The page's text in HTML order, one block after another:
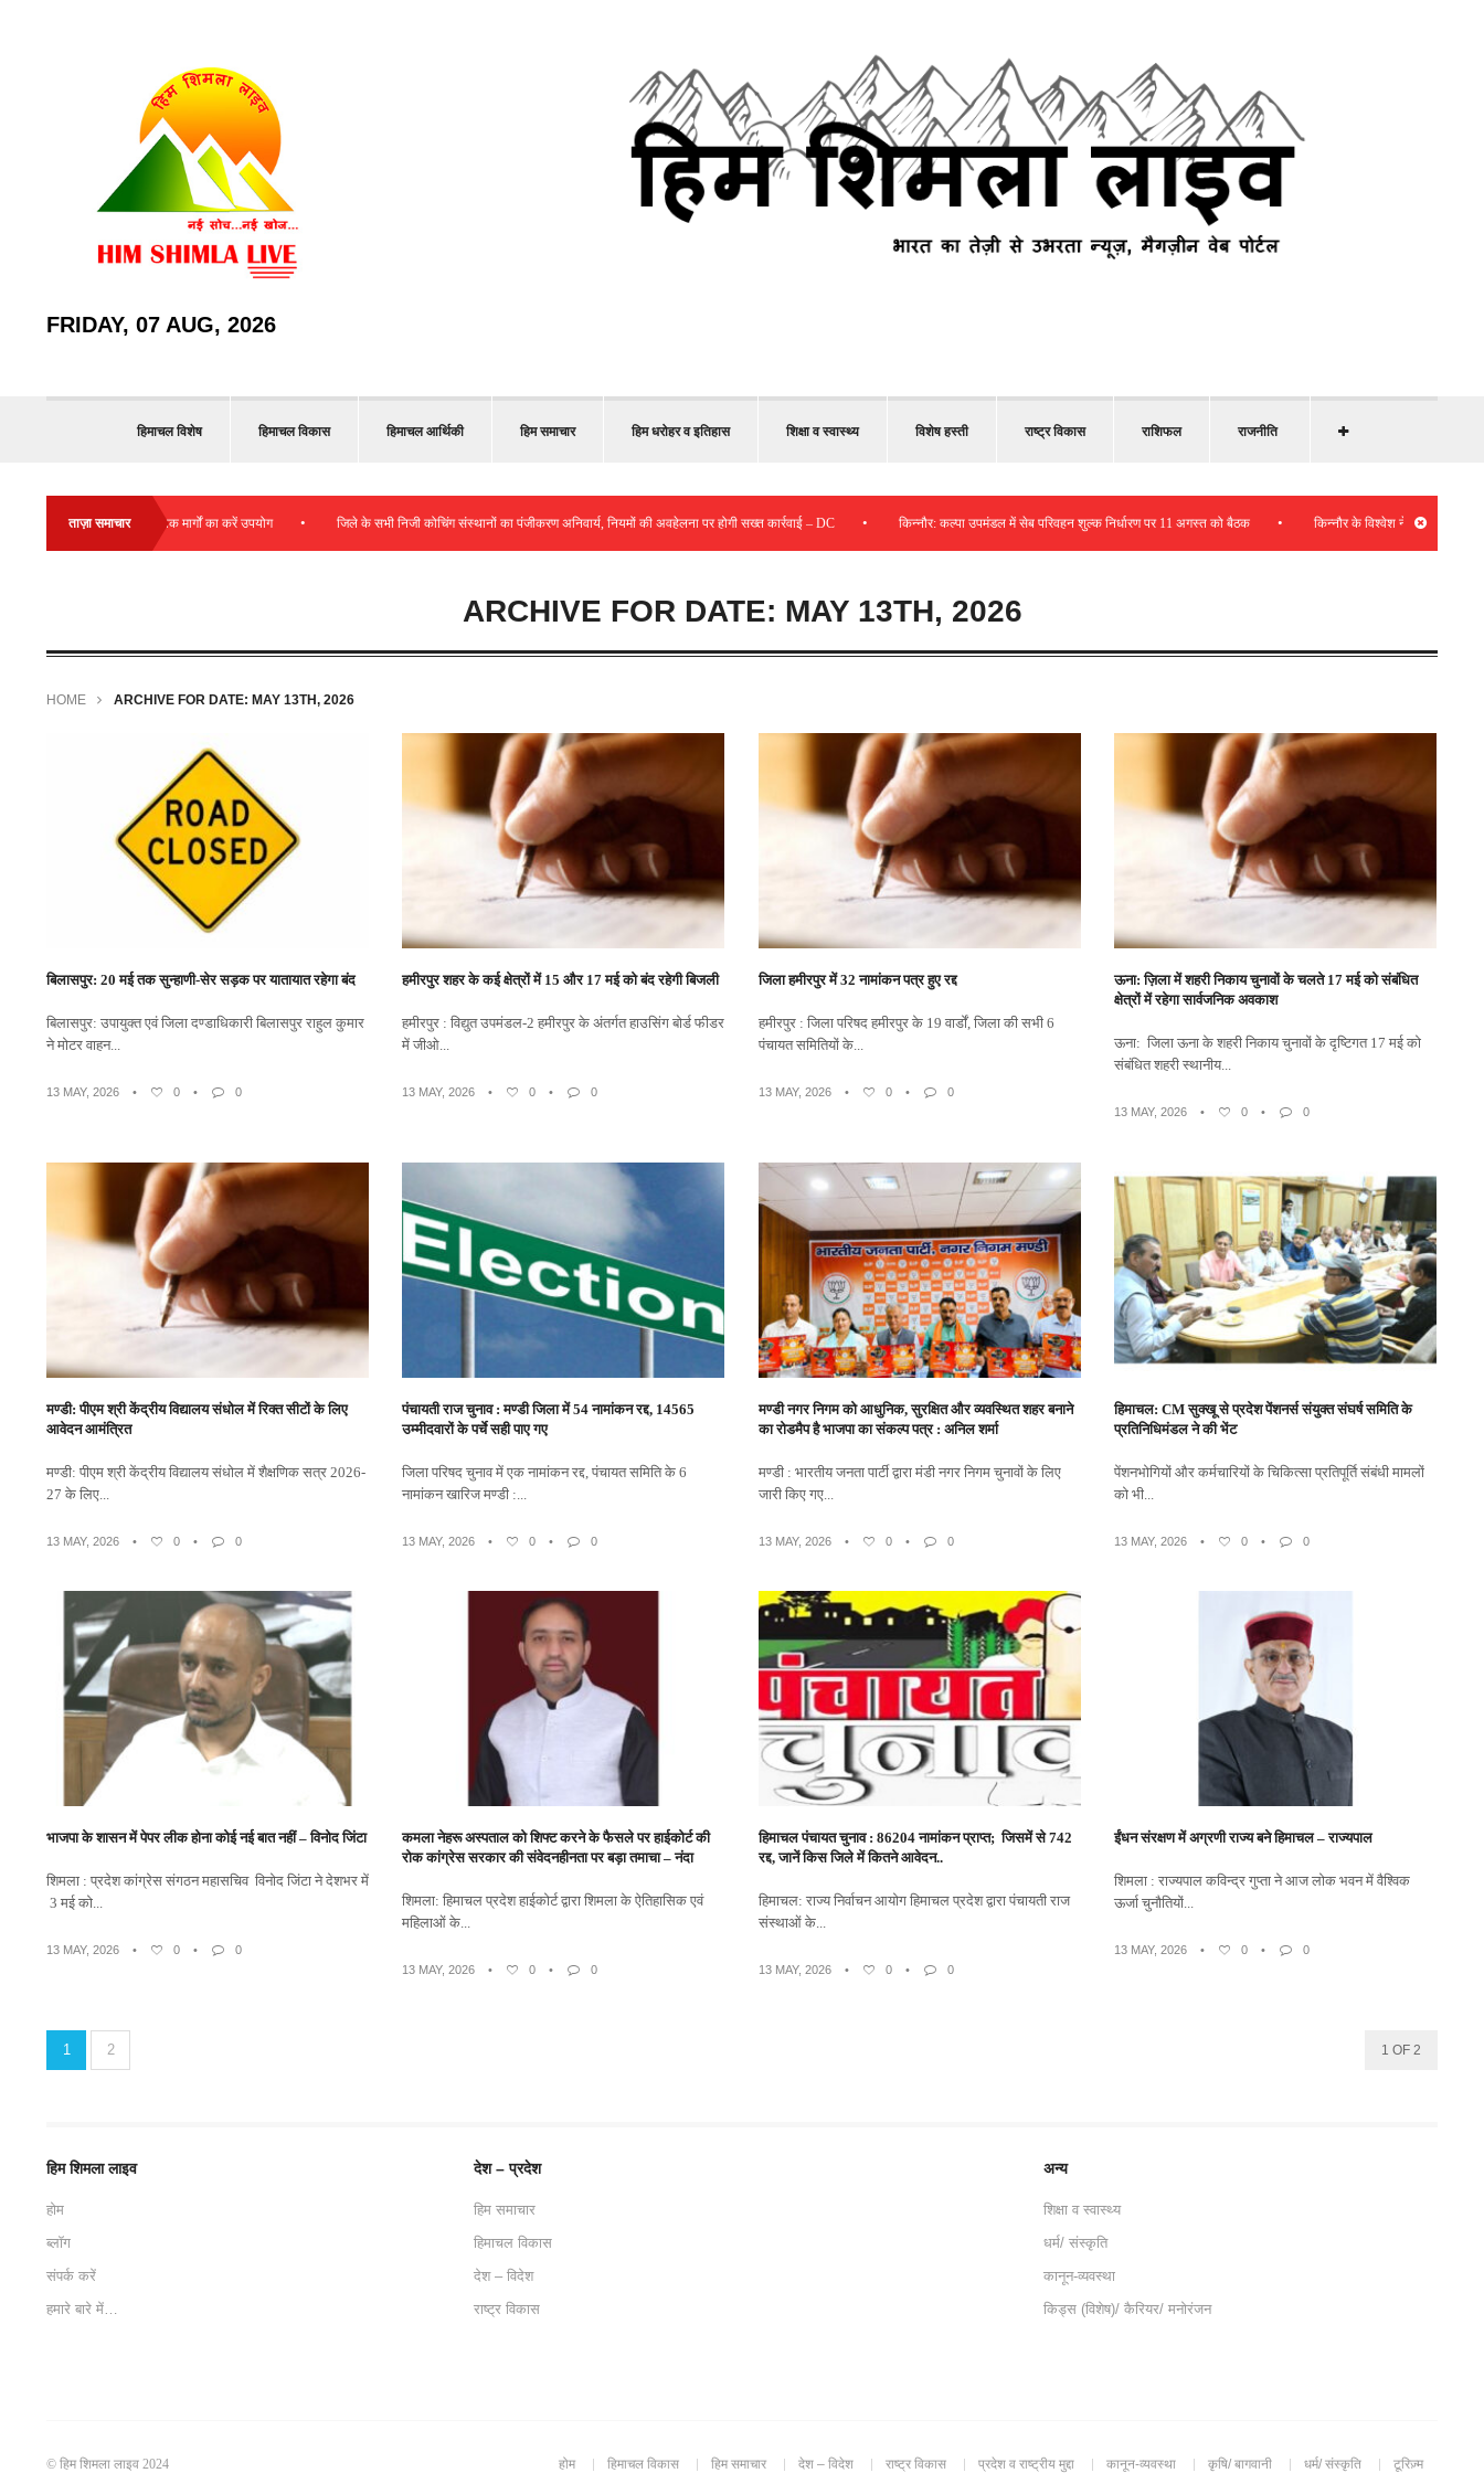
FRIDAY, 07 AUG, 2026
हिमाचल विशेष हिमाचल विकास हिमाचल आर्थिकी हिम समाचार हिम धरोहर व इतिहास शिक्षा व स्वास्थ्य विशेष हस्ती राष्ट्र विकास राशिफल राजनीति
ताज़ा समाचार
तीन घंटे रहेगी बंद, वैकल्पिक मार्गों का करें उपयोग • जिले के सभी निजी कोचिंग संस्थानों का पंजीकरण अनिवार्य, नियमों की अवहेलना पर होगी सख्त कार्रवाई – DC • किन्नौर: कल्पा उपमंडल में सेब परिवहन शुल्क निर्धारण पर 11 अगस्त को बैठक • किन्नौर के विश्वेश नेगी ईरान में भारत के नए
ARCHIVE FOR DATE: MAY 13TH, 2026
HOME ARCHIVE FOR DATE: MAY 13TH, 2026
बिलासपुर: 20 मई तक सुन्हाणी-सेर सड़क पर यातायात रहेगा बंद
बिलासपुर: उपायुक्त एवं जिला दण्डाधिकारी बिलासपुर राहुल कुमार
ने मोटर वाहन...
13 MAY, 2026 • 0 • 0
हमीरपुर शहर के कई क्षेत्रों में 15 और 17 मई को बंद रहेगी बिजली
हमीरपुर : विद्युत उपमंडल-2 हमीरपुर के अंतर्गत हाउसिंग बोर्ड फीडर
में जीओ...
13 MAY, 2026 • 0 • 0
जिला हमीरपुर में 32 नामांकन पत्र हुए रद्द
हमीरपुर : जिला परिषद हमीरपुर के 19 वार्डों, जिला की सभी 6
पंचायत समितियों के...
13 MAY, 2026 • 0 • 0
ऊना: ज़िला में शहरी निकाय चुनावों के चलते 17 मई को संबंधित
क्षेत्रों में रहेगा सार्वजनिक अवकाश
ऊना: जिला ऊना के शहरी निकाय चुनावों के दृष्टिगत 17 मई को
संबंधित शहरी स्थानीय...
13 MAY, 2026 • 0 • 0
मण्डी: पीएम श्री केंद्रीय विद्यालय संधोल में रिक्त सीटों के लिए
आवेदन आमंत्रित
मण्डी: पीएम श्री केंद्रीय विद्यालय संधोल में शैक्षणिक सत्र 2026-
27 के लिए...
13 MAY, 2026 • 0 • 0
पंचायती राज चुनाव : मण्डी जिला में 54 नामांकन रद्द, 14565
उम्मीदवारों के पर्चे सही पाए गए
जिला परिषद चुनाव में एक नामांकन रद्द, पंचायत समिति के 6
नामांकन खारिज मण्डी :...
13 MAY, 2026 • 0 • 0
मण्डी नगर निगम को आधुनिक, सुरक्षित और व्यवस्थित शहर बनाने
का रोडमैप है भाजपा का संकल्प पत्र : अनिल शर्मा
मण्डी : भारतीय जनता पार्टी द्वारा मंडी नगर निगम चुनावों के लिए
जारी किए गए...
13 MAY, 2026 • 0 • 0
हिमाचल: CM सुक्खू से प्रदेश पेंशनर्स संयुक्त संघर्ष समिति के
प्रतिनिधिमंडल ने की भेंट
पेंशनभोगियों और कर्मचारियों के चिकित्सा प्रतिपूर्ति संबंधी मामलों
को भी...
13 MAY, 2026 • 0 • 0
भाजपा के शासन में पेपर लीक होना कोई नई बात नहीं – विनोद जिंटा
शिमला : प्रदेश कांग्रेस संगठन महासचिव विनोद जिंटा ने देशभर में
3 मई को...
13 MAY, 2026 • 0 • 0
कमला नेहरू अस्पताल को शिफ्ट करने के फैसले पर हाईकोर्ट की
रोक कांग्रेस सरकार की संवेदनहीनता पर बड़ा तमाचा – नंदा
शिमला: हिमाचल प्रदेश हाईकोर्ट द्वारा शिमला के ऐतिहासिक एवं
महिलाओं के...
13 MAY, 2026 • 0 • 0
हिमाचल पंचायत चुनाव : 86204 नामांकन प्राप्त; जिसमें से 742
रद्द, जानें किस जिले में कितने आवेदन..
हिमाचल: राज्य निर्वाचन आयोग हिमाचल प्रदेश द्वारा पंचायती राज
संस्थाओं के...
13 MAY, 2026 • 0 • 0
ईंधन संरक्षण में अग्रणी राज्य बने हिमाचल – राज्यपाल
शिमला : राज्यपाल कविन्द्र गुप्ता ने आज लोक भवन में वैश्विक
ऊर्जा चुनौतियों...
13 MAY, 2026 • 0 • 0
1 2 1 OF 2
हिम शिमला लाइव
होम
ब्लॉग
संपर्क करें
हमारे बारे में…
देश – प्रदेश
हिम समाचार
हिमाचल विकास
देश – विदेश
राष्ट्र विकास
अन्य
शिक्षा व स्वास्थ्य
धर्म/ संस्कृति
कानून-व्यवस्था
किड्स (विशेष)/ कैरियर/ मनोरंजन
© हिम शिमला लाइव 2024 होम हिमाचल विकास हिम समाचार देश – विदेश राष्ट्र विकास प्रदेश व राष्ट्रीय मुद्दा कानून-व्यवस्था कृषि/ बागवानी धर्म/ संस्कृति टूरिज़्म